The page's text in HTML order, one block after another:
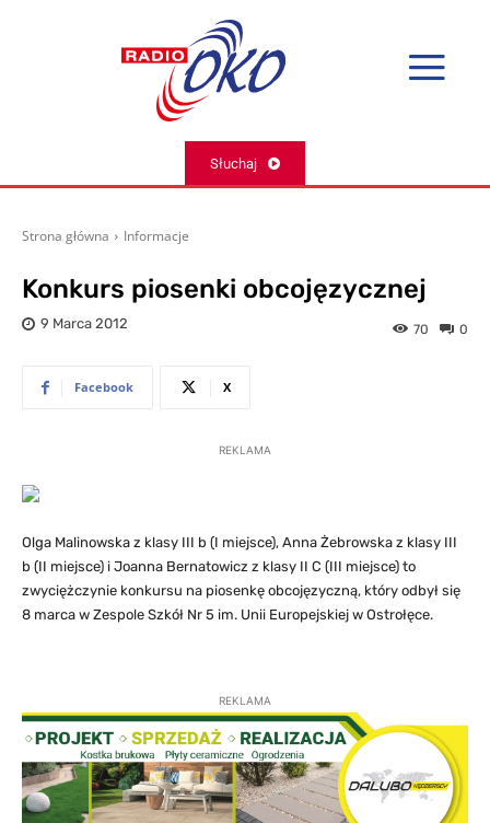
Słuchaj
Strona główna Informacje
Konkurs piosenki obcojęzycznej
9 Marca 2012 0
70
Facebook X
REKLAMA
Olga Malinowska z klasy III b (I miejsce), Anna Żebrowska z klasy III
b (II miejsce) i Joanna Bernatowicz z klasy II C (III miejsce) to
zwyciężczynie konkursu na piosenkę obcojęzyczną, który odbył się
8 marca w Zespole Szkół Nr 5 im. Unii Europejskiej w Ostrołęce.
REKLAMA